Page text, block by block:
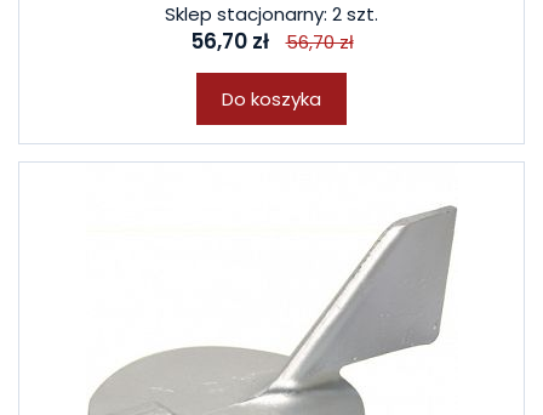
Sklep stacjonarny: 2 szt.
56,70 zł 56,70 zł
Do koszyka